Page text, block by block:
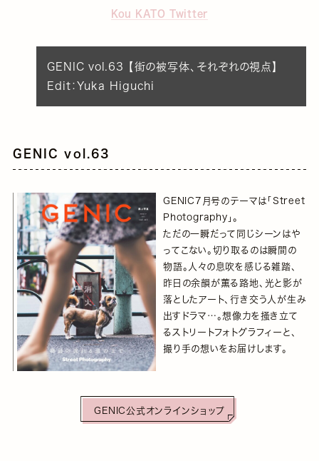
Kou KATO Twitter
GENIC vol.63 【街の被写体、それぞれの視点】
Edit：Yuka Higuchi
GENIC vol.63
GENIC7月号のテーマは「Street
Photography」。
ただの一瞬だって同じシーンはや
ってこない。切り取るのは瞬間の
物語。人々の息吹を感じる雑踏、
昨日の余韻が薫る路地、光と影が
落としたアート、行き交う人が生み
出すドラマ…。想像力を掻き立て
るストリートフォトグラフィーと、
撮り手の想いをお届けします。
GENIC公式オンラインショップ